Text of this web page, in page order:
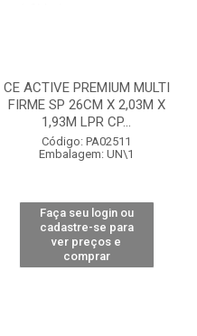
CE ACTIVE PREMIUM MULTI
FIRME SP 26CM X 2,03M X
1,93M LPR CP...
Código: PA02511
Embalagem: UN\1
Faça seu login ou
cadastre-se para
ver preços e
comprar